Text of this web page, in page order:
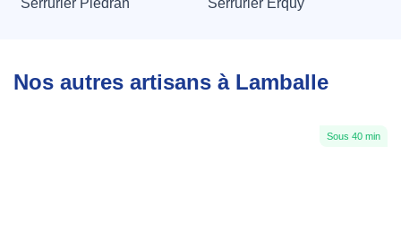
Serrurier Plédran
Serrurier Erquy
Nos autres artisans à Lamballe
Sous 40 min